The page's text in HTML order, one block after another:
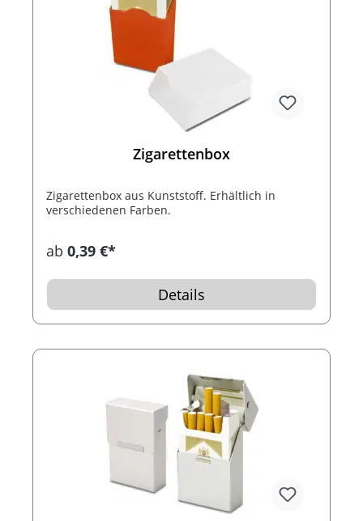
Zigarettenbox
Zigarettenbox aus Kunststoff. Erhältlich in
verschiedenen Farben.
ab 0,39 €*
Details